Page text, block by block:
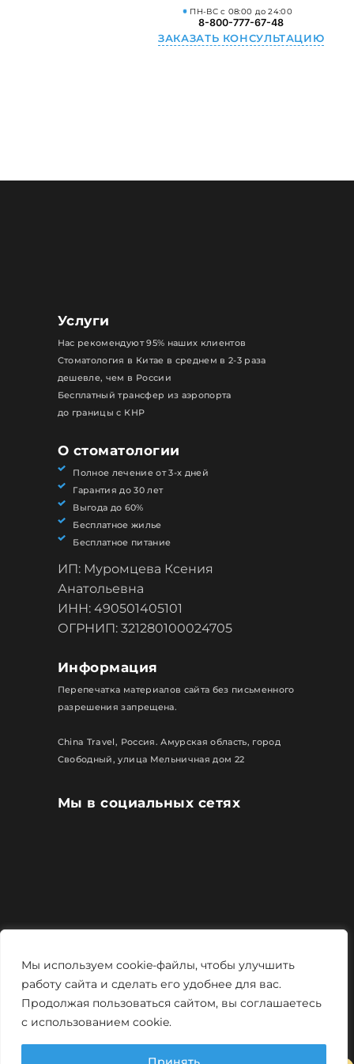
Мы используем cookie-файлы, чтобы улучшить
работу сайта и сделать его удобнее для вас.
Продолжая пользоваться сайтом, вы соглашаетесь
с использованием cookie.
ПН-ВС с 08:00 до 24:00
8-800-777-67-48
ЗАКАЗАТЬ КОНСУЛЬТАЦИЮ
Мы в социальных сетях
Услуги
Нас рекомендуют 95% наших клиентов
Стоматология в Китае в среднем в 2-3 раза
дешевле, чем в России
Бесплатный трансфер из аэропорта
до границы с КНР
О стоматологии
Полное лечение от 3-х дней
Гарантия до 30 лет
Выгода до 60%
Бесплатное жилье
Бесплатное питание
ИП: Муромцева Ксения
Анатольевна
ИНН: 490501405101
ОГРНИП: 321280100024705
Информация
Перепечатка материалов сайта без письменного
разрешения запрещена.
China Travel, Россия. Амурская область, город
Свободный, улица Мельничная дом 22
Политика конфиденциальности
Мощно и креативно отMonstro-studio